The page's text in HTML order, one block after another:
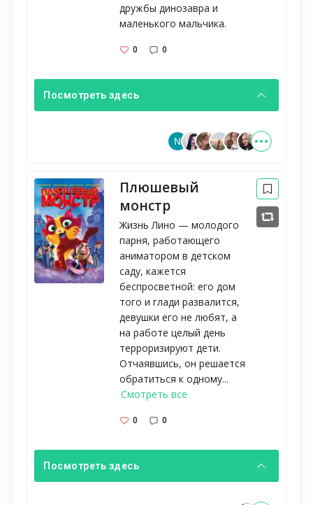
дружбы динозавра и
маленького мальчика.
0 0
Посмотреть здесь
Плюшевый
монстр
Жизнь Лино — молодого
парня, работающего
аниматором в детском
саду, кажется
беспросветной: его дом
того и глади развалится,
девушки его не любят, а
на работе целый день
терроризируют дети.
Отчаявшись, он решается
обратиться к одному...
Смотреть все
0 0
Посмотреть здесь